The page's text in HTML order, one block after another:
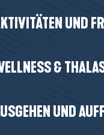
UND
&
UND
sind Naturräume
Schlüsselrolle bei der
Schilfgebiete, die
sowohl für die
Vögel.
Rastplatz für den
am